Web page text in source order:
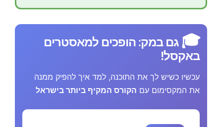
🎓 גם במק: הופכים למאסטרים
באקסל!
עכשיו כשיש לך את התוכנה, למד איך להפיק ממנה
את המקסימום עם הקורס המקיף ביותר בישראל